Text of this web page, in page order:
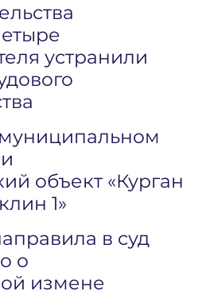
устранили
объект «Курган
1»
в суд
о
измене